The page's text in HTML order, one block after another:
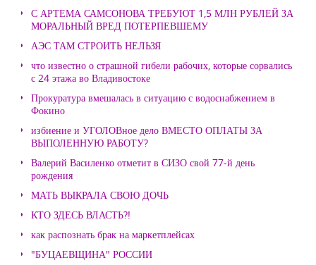
С АРТЕМА САМСОНОВА ТРЕБУЮТ 1,5 МЛН РУБЛЕЙ ЗА
МОРАЛЬНЫЙ ВРЕД ПОТЕРПЕВШЕМУ
АЭС ТАМ СТРОИТЬ НЕЛЬЗЯ
что известно о страшной гибели рабочих, которые сорвались
с 24 этажа во Владивостоке
Прокуратура вмешалась в ситуацию с водоснабжением в
Фокино
избиение и УГОЛОВное дело ВМЕСТО ОПЛАТЫ ЗА
ВЫПОЛЕННУЮ РАБОТУ?
Валерий Василенко отметит в СИЗО свой 77-й день
рождения
МАТЬ ВЫКРАЛА СВОЮ ДОЧЬ
КТО ЗДЕСЬ ВЛАСТЬ?!
как распознать брак на маркетплейсах
"БУЦАЕВЩИНА" РОССИИ